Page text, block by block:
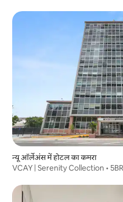
न्यू ऑर्लेअंस में होटल का कमरा
VCAY | Serenity Collection •